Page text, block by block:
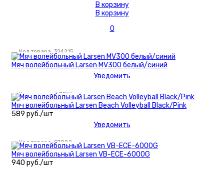
В корзину
В корзину
0
Код товара: 324215
Мяч волейбольный Larsen MV300 белый/синий
Уведомить
Код товара: 371103
Мяч волейбольный Larsen Beach Volleyball Black/Pink
589 руб./шт
Уведомить
Код товара: 97082
Мяч волейбольный Larsen VB-ECE-6000G
940 руб./шт